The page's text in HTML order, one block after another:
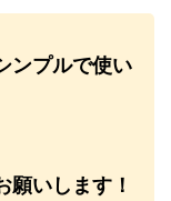
ンプルで使い
いします！